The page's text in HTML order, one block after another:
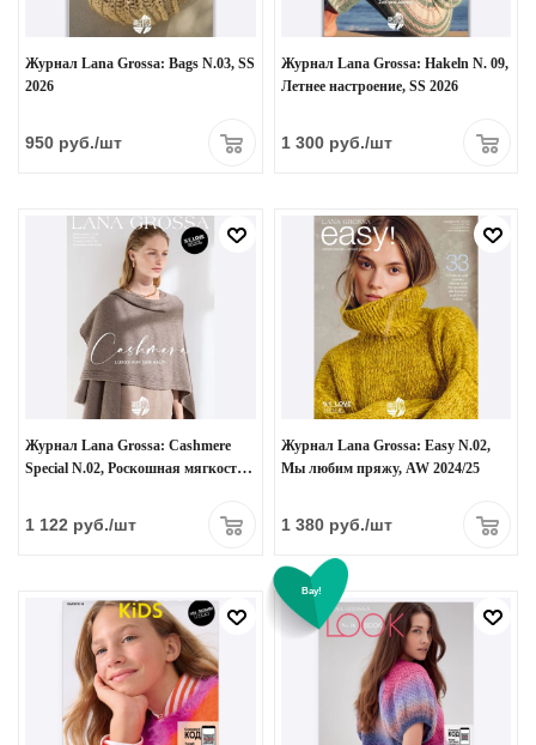
Журнал Lana Grossa: Bags N.03, SS
2026
950 руб./шт
Журнал Lana Grossa: Hakeln N. 09,
Летнее настроение, SS 2026
1 300руб./шт
Журнал Lana Grossa: Cashmere
Special N.02, Роскошная мягкость,
1 122 руб./шт
Журнал Lana Grossa: Easy N.02,
Мы любим пряжу, AW 2024/25
1 380руб./шт
Вау!